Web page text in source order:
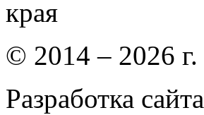
края
© 2014 – 2026 г.
Разработка сайта